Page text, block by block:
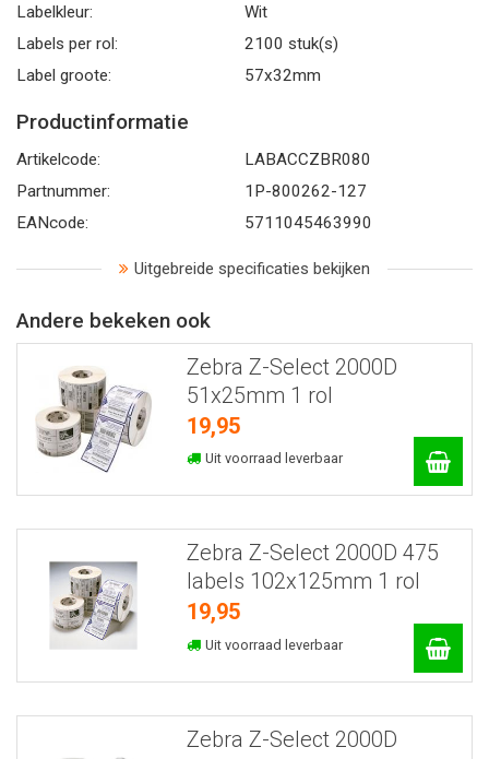
Labelkleur:
Wit
Labels per rol:
2100 stuk(s)
Label groote:
57x32mm
Productinformatie
Artikelcode:
LABACCZBR080
Partnummer:
1P-800262-127
EANcode:
5711045463990
Uitgebreide specificaties bekijken
Andere bekeken ook
Zebra Z-Select 2000D
51x25mm 1 rol
19,95
Uit voorraad leverbaar
Zebra Z-Select 2000D 475
labels 102x125mm 1 rol
19,95
Uit voorraad leverbaar
Zebra Z-Select 2000D